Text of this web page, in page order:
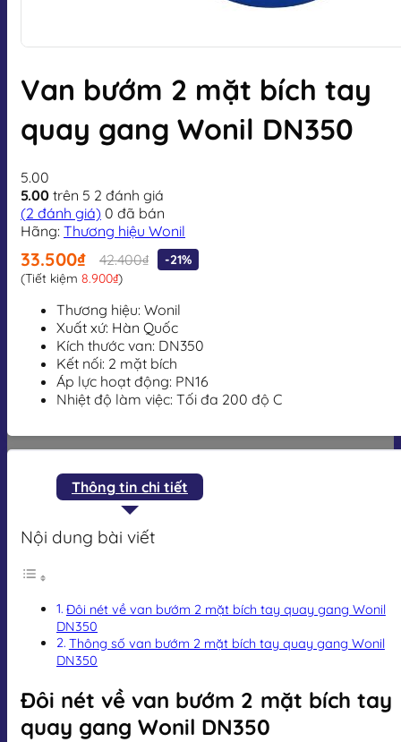
Van bướm 2 mặt bích tay
quay gang Wonil DN350
5.00
5.00 trên 5 2 đánh giá
(2 đánh giá) 0 đã bán
Hãng: Thương hiệu Wonil
33.500₫ 42.400₫
-21%
(Tiết kiệm 8.900₫)
Thương hiệu: Wonil
Xuất xứ: Hàn Quốc
Kích thước van: DN350
Kết nối: 2 mặt bích
Áp lực hoạt động: PN16
Nhiệt độ làm việc: Tối đa 200 độ C
Thông tin chi tiết
Nội dung bài viết
Đôi nét về van bướm 2 mặt bích tay quay gang Wonil
DN350
Thông số van bướm 2 mặt bích tay quay gang Wonil
DN350
Đôi nét về van bướm 2 mặt bích tay
quay gang Wonil DN350